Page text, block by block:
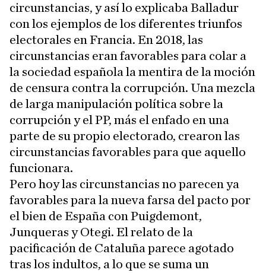
circunstancias, y así lo explicaba Balladur
con los ejemplos de los diferentes triunfos
electorales en Francia. En 2018, las
circunstancias eran favorables para colar a
la sociedad española la mentira de la moción
de censura contra la corrupción. Una mezcla
de larga manipulación política sobre la
corrupción y el PP, más el enfado en una
parte de su propio electorado, crearon las
circunstancias favorables para que aquello
funcionara.
Pero hoy las circunstancias no parecen ya
favorables para la nueva farsa del pacto por
el bien de España con Puigdemont,
Junqueras y Otegi. El relato de la
pacificación de Cataluña parece agotado
tras los indultos, a lo que se suma un